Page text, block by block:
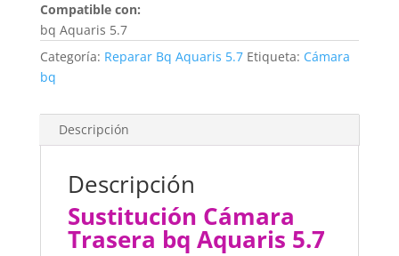
Compatible con:
bq Aquaris 5.7
Categoría: Reparar Bq Aquaris 5.7 Etiqueta: Cámara
bq
Descripción
Descripción
Sustitución Cámara
Trasera bq Aquaris 5.7